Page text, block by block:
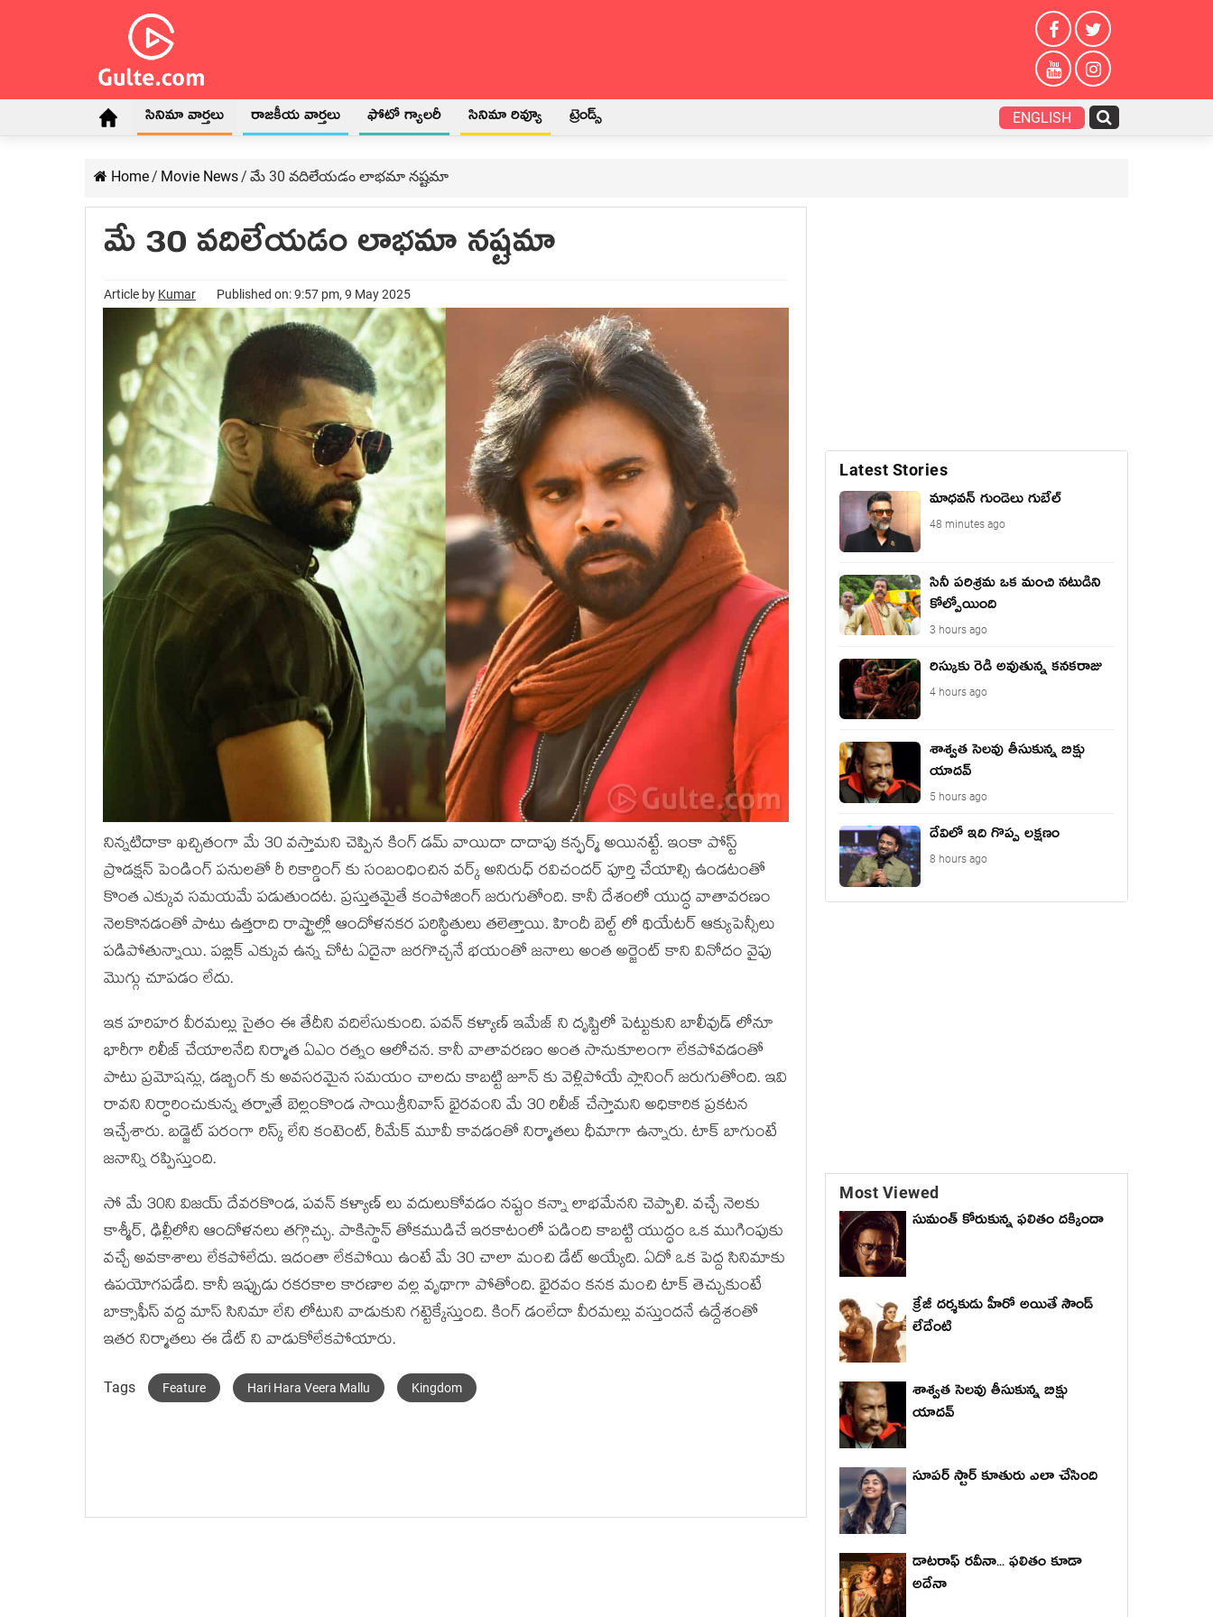
సినిమా వార్తలు రాజకీయ వార్తలు ఫోటో గ్యాలరీ సినిమా రివ్యూ ట్రెండ్స్ ENGLISH
Home/ Movie News/ మే 30 వదిలేయడం లాభమా నష్టమా
మే 30 వదిలేయడం లాభమా నష్టమా
Article by Kumar Published on: 9:57 pm, 9 May 2025
నిన్నటిదాకా ఖచ్చితంగా మే 30 వస్తామని చెప్పిన కింగ్ డమ్ వాయిదా దాదాపు కన్ఫర్మ్ అయినట్టే. ఇంకా పోస్ట్
ప్రొడక్షన్ పెండింగ్ పనులతో రీ రికార్డింగ్ కు సంబంధించిన వర్క్ అనిరుధ్ రవిచందర్ పూర్తి చేయాల్సి ఉండటంతో
కొంత ఎక్కువ సమయమే పడుతుందట. ప్రస్తుతమైతే కంపోజింగ్ జరుగుతోంది. కానీ దేశంలో యుద్ధ వాతావరణం
నెలకొనడంతో పాటు ఉత్తరాది రాష్ట్రాల్లో ఆందోళనకర పరిస్థితులు తలెత్తాయి. హిందీ బెల్ట్ లో థియేటర్ ఆక్యుపెన్సీలు
పడిపోతున్నాయి. పబ్లిక్ ఎక్కువ ఉన్న చోట ఏదైనా జరగొచ్చనే భయంతో జనాలు అంత అర్జెంట్ కాని వినోదం వైపు
మొగ్గు చూపడం లేదు.
ఇక హరిహర వీరమల్లు సైతం ఈ తేదీని వదిలేసుకుంది. పవన్ కళ్యాణ్ ఇమేజ్ ని దృష్టిలో పెట్టుకుని బాలీవుడ్ లోనూ
భారీగా రిలీజ్ చేయాలనేది నిర్మాత ఏఎం రత్నం ఆలోచన. కానీ వాతావరణం అంత సానుకూలంగా లేకపోవడంతో
పాటు ప్రమోషన్లు, డబ్బింగ్ కు అవసరమైన సమయం చాలదు కాబట్టి జూన్ కు వెళ్లిపోయే ప్లానింగ్ జరుగుతోంది. ఇవి
రావని నిర్ధారించుకున్న తర్వాతే బెల్లంకొండ సాయిశ్రీనివాస్ భైరవంని మే 30 రిలీజ్ చేస్తామని అధికారిక ప్రకటన
ఇచ్చేశారు. బడ్జెట్ పరంగా రిస్క్ లేని కంటెంట్, రీమేక్ మూవీ కావడంతో నిర్మాతలు ధీమాగా ఉన్నారు. టాక్ బాగుంటే
జనాన్ని రప్పిస్తుంది.
సో మే 30ని విజయ్ దేవరకొండ, పవన్ కళ్యాణ్ లు వదులుకోవడం నష్టం కన్నా లాభమేనని చెప్పాలి. వచ్చే నెలకు
కాశ్మీర్, ఢిల్లీలోని ఆందోళనలు తగ్గొచ్చు. పాకిస్థాన్ తోకముడిచే ఇరకాటంలో పడింది కాబట్టి యుద్ధం ఒక ముగింపుకు
వచ్చే అవకాశాలు లేకపోలేదు. ఇదంతా లేకపోయి ఉంటే మే 30 చాలా మంచి డేట్ అయ్యేది. ఏదో ఒక పెద్ద సినిమాకు
ఉపయోగపడేది. కానీ ఇప్పుడు రకరకాల కారణాల వల్ల వృథాగా పోతోంది. భైరవం కనక మంచి టాక్ తెచ్చుకుంటే
బాక్సాఫీస్ వద్ద మాస్ సినిమా లేని లోటుని వాడుకుని గట్టెక్కేస్తుంది. కింగ్ డంలేదా వీరమల్లు వస్తుందనే ఉద్దేశంతో
ఇతర నిర్మాతలు ఈ డేట్ ని వాడుకోలేకపోయారు.
Tags Feature Hari Hara Veera Mallu Kingdom
Latest Stories
మాధ‌వ‌న్ గుండెలు గుబేల్‌
48 minutes ago
సినీ పరిశ్రమ ఒక మంచి నటుడిని
కోల్పోయింది
3 hours ago
రిస్కుకు రెడీ అవుతున్న కనకరాజు
4 hours ago
శాశ్వత సెలవు తీసుకున్న బిక్షు
యాదవ్
5 hours ago
దేవిలో ఇది గొప్ప లక్షణం
8 hours ago
Most Viewed
సుమంత్ కోరుకున్న ఫలితం దక్కిందా
క్రేజీ దర్శకుడు హీరో అయితే సౌండ్
లేదేంటి
శాశ్వత సెలవు తీసుకున్న బిక్షు
యాదవ్
సూపర్ స్టార్ కూతురు ఎలా చేసింది
డాటరాఫ్ రవీనా... ఫలితం కూడా
అదేనా